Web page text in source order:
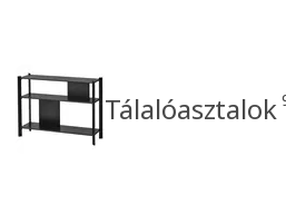
Tálalóasztalok